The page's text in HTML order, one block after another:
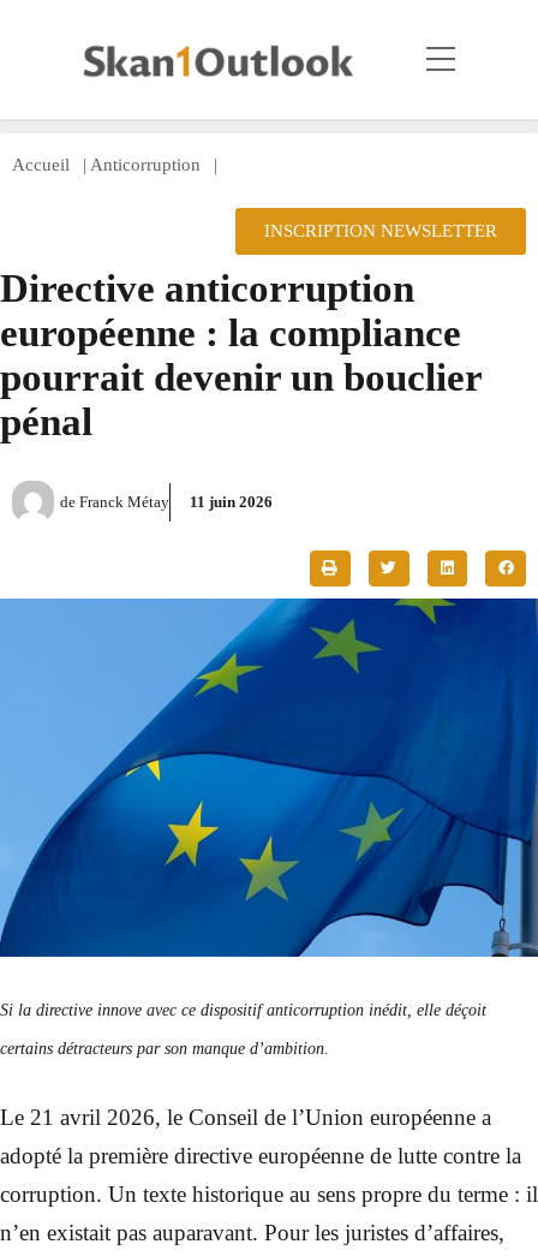
Accueil | Anticorruption |
INSCRIPTION NEWSLETTER
Directive anticorruption
européenne : la compliance
pourrait devenir un bouclier
pénal
de Franck Métay 11 juin 2026
Si la directive innove avec ce dispositif anticorruption inédit, elle déçoit
certains détracteurs par son manque d’ambition
Le 21 avril 2026, le Conseil de l’Union européenne a
adopté la première directive européenne de lutte contre la
corruption. Un texte historique au sens propre du terme : il
n’en existait pas auparavant. Pour les juristes d’affaires,